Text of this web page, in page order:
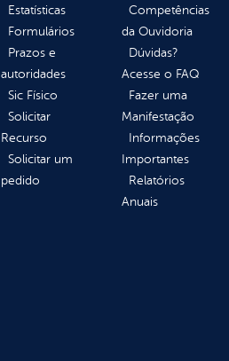
Estatísticas
Formulários
Prazos e
autoridades
Sic Físico
Solicitar
Recurso
Solicitar um
pedido
Competências
da Ouvidoria
Dúvidas?
Acesse o FAQ
Fazer uma
Manifestação
Informações
Importantes
Relatórios
Anuais